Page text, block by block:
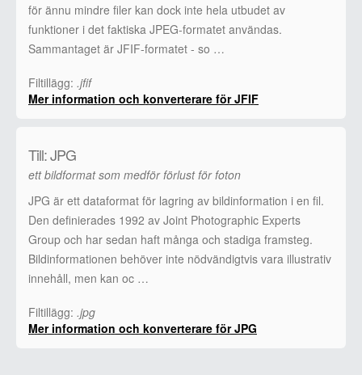
för ännu mindre filer kan dock inte hela utbudet av
funktioner i det faktiska JPEG-formatet användas.
Sammantaget är JFIF-formatet - so …
Filtillägg: .jfif
Mer information och konverterare för JFIF
Till: JPG
ett bildformat som medför förlust för foton
JPG är ett dataformat för lagring av bildinformation i en fil.
Den definierades 1992 av Joint Photographic Experts
Group och har sedan haft många och stadiga framsteg.
Bildinformationen behöver inte nödvändigtvis vara illustrativ
innehåll, men kan oc …
Filtillägg: .jpg
Mer information och konverterare för JPG